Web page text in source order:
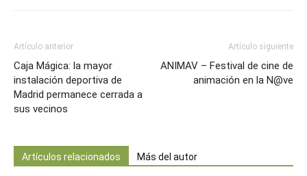
Artículo anterior
Caja Mágica: la mayor
instalación deportiva de
Madrid permanece cerrada a
sus vecinos
Artículo siguiente
ANIMAV – Festival de cine de
animación en la N@ve
Artículos relacionados Más del autor